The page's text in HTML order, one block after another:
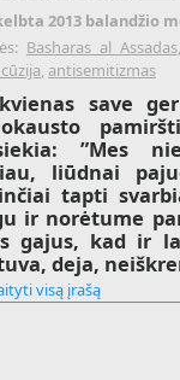
2013 balandžio
Basharas al Assadas
, antisemitizmas
save
”Mes
liūdnai
tapti
ir norėtume
gajus, kad ir
deja,
visą įrašą